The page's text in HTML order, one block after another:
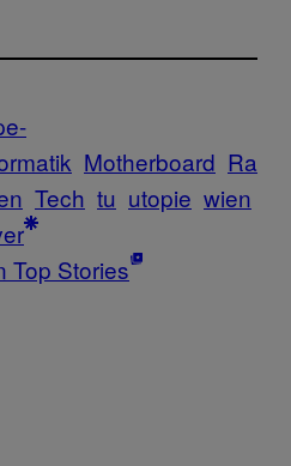
Motherboard Ra
Tech tu utopie wien
Top Stories